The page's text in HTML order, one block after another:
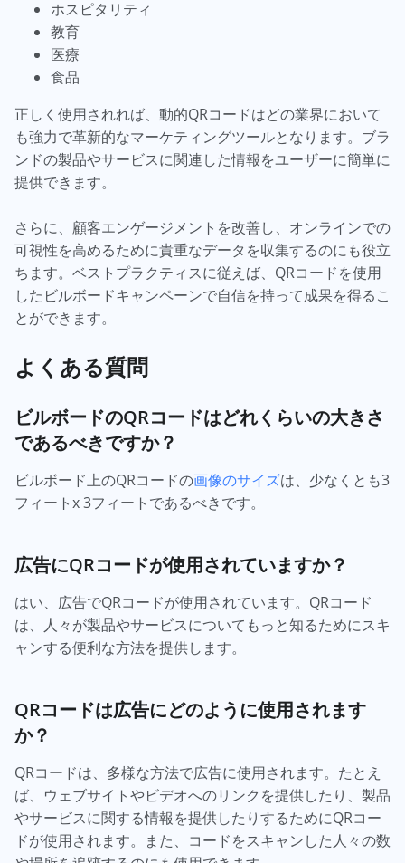
ホスピタリティ
教育
医療
食品
正しく使用されれば、動的QRコードはどの業界において
も強力で革新的なマーケティングツールとなります。ブラ
ンドの製品やサービスに関連した情報をユーザーに簡単に
提供できます。
さらに、顧客エンゲージメントを改善し、オンラインでの
可視性を高めるために貴重なデータを収集するのにも役立
ちます。ベストプラクティスに従えば、QRコードを使用
したビルボードキャンペーンで自信を持って成果を得るこ
とができます。
よくある質問
ビルボードのQRコードはどれくらいの大きさ
であるべきですか？
ビルボード上のQRコードの画像のサイズは、少なくとも3
フィートx 3フィートであるべきです。
広告にQRコードが使用されていますか？
はい、広告でQRコードが使用されています。QRコード
は、人々が製品やサービスについてもっと知るためにスキ
ャンする便利な方法を提供します。
QRコードは広告にどのように使用されます
か？
QRコードは、多様な方法で広告に使用されます。たとえ
ば、ウェブサイトやビデオへのリンクを提供したり、製品
やサービスに関する情報を提供したりするためにQRコー
ドが使用されます。また、コードをスキャンした人々の数